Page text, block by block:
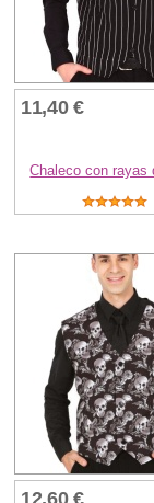
11,40 €
Chaleco con rayas
12,60 €